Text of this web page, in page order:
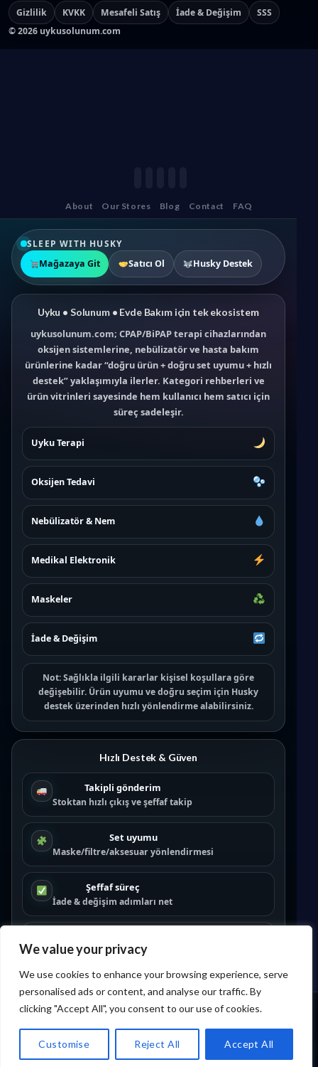
We value your privacy
We use cookies to enhance your browsing experience, serve
personalised ads or content, and analyse our traffic. By
clicking "Accept All", you consent to our use of cookies.
Customise Reject All Accept All
Gizlilik KVKK Mesafeli Satış İade & Değişim
SSS
©2026 uykusolunum.com
Ürün &
kategori Ödeme
☰
Kategoriler
Menü
Ürün &
kategori Ödeme
☰
Kategoriler
Menü
About Our Stores Blog Contact FAQ
SLEEP WITH HUSKY
Mağazaya Git
Satıcı Ol Husky Destek
Uyku • Solunum • Evde Bakım için tek ekosistem
uykusolunum.com; CPAP/BiPAP terapi cihazlarından
oksijen sistemlerine, nebülizatör ve hasta bakım
ürünlerine kadar “doğru ürün + doğru set uyumu + hızlı
destek” yaklaşımıyla ilerler. Kategori rehberleri ve
ürün vitrinleri sayesinde hem kullanıcı hem satıcı için
süreç sadeleşir.
Uyku Terapi
Oksijen Tedavi
Nebülizatör & Nem
Medikal Elektronik
Maskeler
İade & Değişim
Not:Sağlıkla ilgili kararlar kişisel koşullara göre
değişebilir. Ürün uyumu ve doğru seçim için Husky
desteküzerinden hızlı yönlendirme alabilirsiniz.
Hızlı Destek & Güven
Takipli gönderim
Stoktan hızlı çıkış ve şeffaf takip
Set uyumu
Maske/filtre/aksesuar yönlendirmesi
Şeffaf süreç
İade & değişim adımları net
Satıcı olmak için:
• Gizlilik•Mesafeli Satış